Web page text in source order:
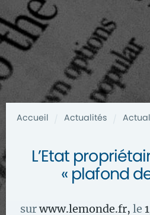
Accueil Actualités
L’Etat
« plafond
surwww.lemonde.fr, le